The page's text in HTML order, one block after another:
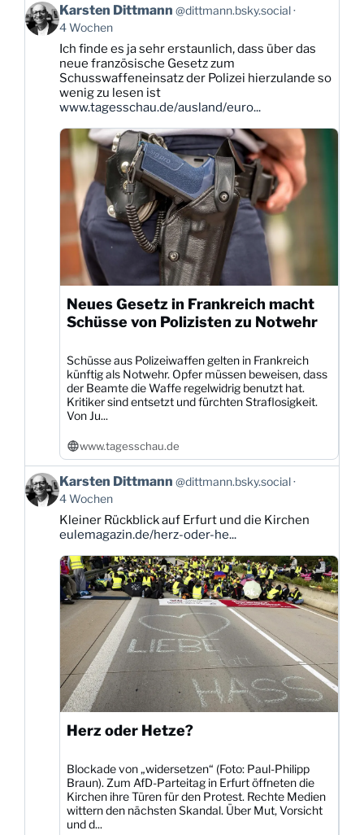
Beitrag
von
Karsten
Dittmann
Bluesky
ansehen
Karsten Dittmann @dittmann.bsky.social
4 Wochen
Ich finde es ja sehr erstaunlich, dass über das
neue französische Gesetz zum
Schusswaffeneinsatz der Polizei hierzulande so
wenig zu lesen ist
www.tagesschau.de/ausland/euro...
Neues Gesetz in Frankreich macht
Schüsse von Polizisten zu Notwehr
Schüsse aus Polizeiwaffen gelten in Frankreich
künftig als Notwehr. Opfer müssen beweisen, dass
der Beamte die Waffe regelwidrig benutzt hat.
Kritiker sind entsetzt und fürchten Straflosigkeit.
Von Ju...
www.tagesschau.de
Beitrag
von
Karsten
Dittmann
Bluesky
ansehen
Karsten Dittmann @dittmann.bsky.social
4 Wochen
Kleiner Rückblick auf Erfurt und die Kirchen
eulemagazin.de/herz-oder-he...
Herz oder Hetze?
Blockade von „widersetzen“ (Foto: Paul-Philipp
Braun). Zum AfD-Parteitag in Erfurt öffneten die
Kirchen ihre Türen für den Protest. Rechte Medien
wittern den nächsten Skandal. Über Mut, Vorsicht
und d...